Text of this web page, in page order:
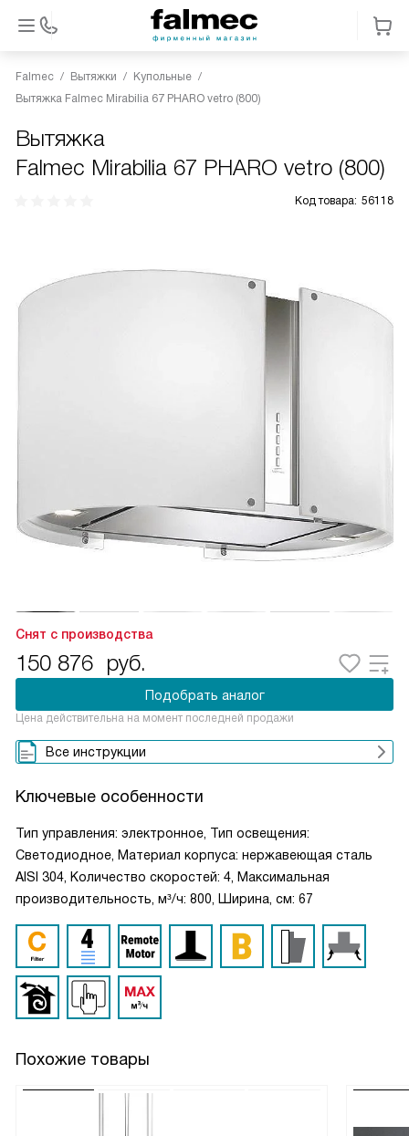
Falmec Вытяжки
Купольные
Вытяжка Falmec Mirabilia 67 PHARO vetro (800)
Вытяжка
Falmec Mirabilia 67 PHARO vetro (800)
Код товара: 56118
Снят с производства
150 876 руб.
Подобрать аналог
Цена действительна на момент последней продажи
Все инструкции
Ключевые особенности
Тип управления: электронное, Тип освещения:
Светодиодное, Материал корпуса: нержавеющая сталь
AISI 304, Количество скоростей: 4, Максимальная
производительность, м³/ч: 800, Ширина, см: 67
Похожие товары